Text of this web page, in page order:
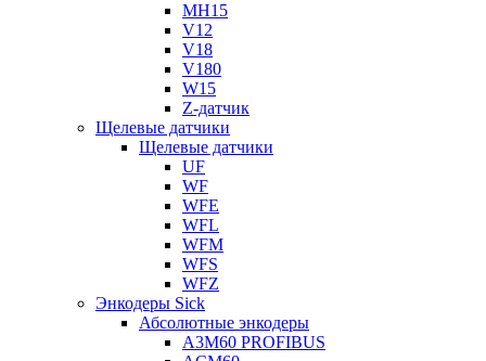
MH15
V12
V18
V180
W15
Z-датчик
Щелевые датчики
Щелевые датчики
UF
WF
WFE
WFL
WFM
WFS
WFZ
Энкодеры Sick
Абсолютные энкодеры
A3M60 PROFIBUS